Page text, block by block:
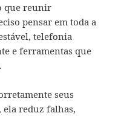
que reunir
pensar em toda a
telefonia
e ferramentas que
seus
ela reduz falhas,